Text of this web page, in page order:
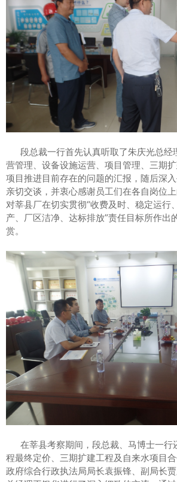
段总裁一行首先认真听取了朱庆光总经
营管理、设备设施运营、项目管理、三期
项目推进目前存在的问题的汇报，随后深
亲切交谈，并衷心感谢员工们在各自岗位
对莘县厂在切实贯彻“收费及时、稳定运行
产、厂区洁净、达标排放”责任目标所作出
赏。
在莘县考察期间，段总裁、马博士一行
程最终定价、三期扩建工程及自来水项目
政府综合行政执法局局长袁振锋、副局长